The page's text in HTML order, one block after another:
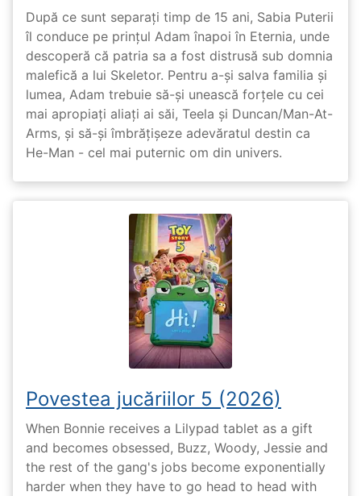
După ce sunt separați timp de 15 ani, Sabia Puterii
îl conduce pe prințul Adam înapoi în Eternia, unde
descoperă că patria sa a fost distrusă sub domnia
malefică a lui Skeletor. Pentru a-și salva familia și
lumea, Adam trebuie să-și unească forțele cu cei
mai apropiați aliați ai săi, Teela și Duncan/Man-At-
Arms, și să-și îmbrățișeze adevăratul destin ca
He-Man - cel mai puternic om din univers.
Povestea jucăriilor 5 (2026)
When Bonnie receives a Lilypad tablet as a gift
and becomes obsessed, Buzz, Woody, Jessie and
the rest of the gang's jobs become exponentially
harder when they have to go head to head with